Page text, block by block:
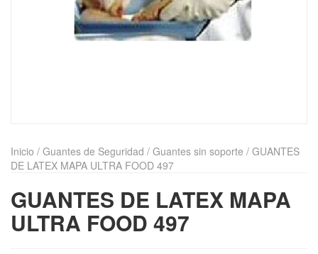
Inicio / Guantes de Seguridad / Guantes sin soporte / GUANTES
DE LATEX MAPA ULTRA FOOD 497
GUANTES DE LATEX MAPA
ULTRA FOOD 497